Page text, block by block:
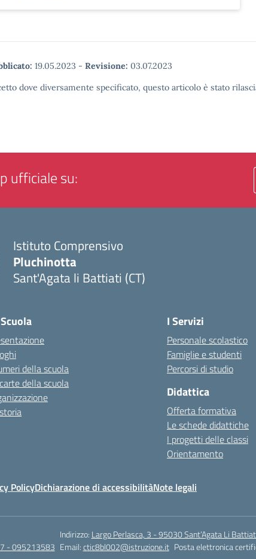
19.05.2023 - Revisione: 03.07.2023
dove diversamente specificato, questo articolo è stato
ufficiale su:
Istituto Comprensivo
Pluchinotta
Sant'Agata li Battiati (CT)
della scuola
della scuola
I Servizi
Personale scolastico
Famiglie e studenti
Percorsi di studio
Didattica
Offerta formativa
Le schede didattiche
I progetti delle classi
Orientamento
PolicyDichiarazione di accessibilitàNote legali
Indirizzo: Largo Perlasca, 3 - 95030 Sant’Agata Li
- 095213583 Email:ctic8bl002@istruzione.it Posta elettronica